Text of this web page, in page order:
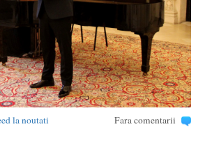
la noutati Fara comentarii